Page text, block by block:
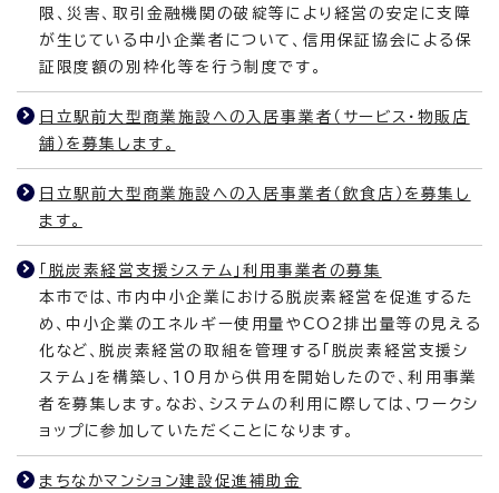
限、災害、取引金融機関の破綻等により経営の安定に支障
が生じている中小企業者について、信用保証協会による保
証限度額の別枠化等を行う制度です。
日立駅前大型商業施設への入居事業者（サービス・物販店
舗）を募集します。
日立駅前大型商業施設への入居事業者（飲食店）を募集し
ます。
「脱炭素経営支援システム」利用事業者の募集
本市では、市内中小企業における脱炭素経営を促進するた
め、中小企業のエネルギー使用量やCO2排出量等の見える
化など、脱炭素経営の取組を管理する「脱炭素経営支援シ
ステム」を構築し、10月から供用を開始したので、利用事業
者を募集します。なお、システムの利用に際しては、ワークシ
ョップに参加していただくことになります。
まちなかマンション建設促進補助金